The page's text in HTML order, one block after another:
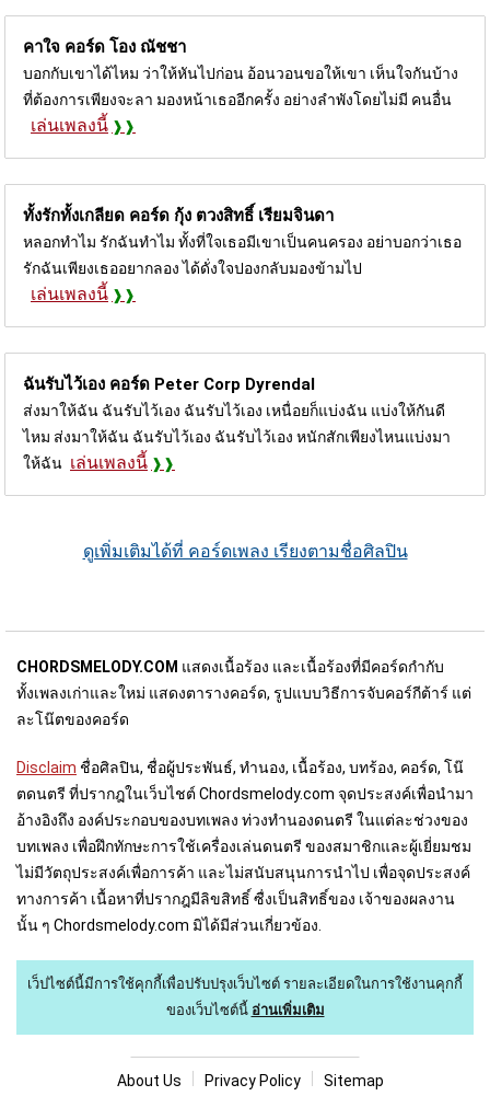
คาใจ คอร์ด โอง ณัชชา
บอกกับเขาได้ไหม ว่าให้หันไปก่อน อ้อนวอนขอให้เขา เห็นใจกันบ้าง
ที่ต้องการเพียงจะลา มองหน้าเธออีกครั้ง อย่างลำพังโดยไม่มี คนอื่น
เล่นเพลงนี้
ทั้งรักทั้งเกลียด คอร์ด กุ้ง ตวงสิทธิ์ เรียมจินดา
หลอกทำไม รักฉันทำไม ทั้งที่ใจเธอมีเขาเป็นคนครอง อย่าบอกว่าเธอ
รักฉันเพียงเธออยากลอง ได้ดั่งใจปองกลับมองข้ามไป
เล่นเพลงนี้
ฉันรับไว้เอง คอร์ด Peter Corp Dyrendal
ส่งมาให้ฉัน ฉันรับไว้เอง ฉันรับไว้เอง เหนื่อยก็แบ่งฉัน แบ่งให้กันดี
ไหม ส่งมาให้ฉัน ฉันรับไว้เอง ฉันรับไว้เอง หนักสักเพียงไหนแบ่งมา
ให้ฉัน เล่นเพลงนี้
ดูเพิ่มเติมได้ที่ คอร์ดเพลง เรียงตามชื่อศิลปิน
CHORDSMELODY.COM แสดงเนื้อร้อง และเนื้อร้องที่มีคอร์ดกำกับ
ทั้งเพลงเก่าและใหม่ แสดงตารางคอร์ด, รูปแบบวิธีการจับคอร์กีต้าร์ แต่
ละโน๊ตของคอร์ด
Disclaim ชื่อศิลปิน, ชื่อผู้ประพันธ์, ทำนอง, เนื้อร้อง, บทร้อง, คอร์ด, โน๊
ตดนตรี ที่ปรากฎในเว็บไชต์ Chordsmelody.com จุดประสงค์เพื่อนำมา
อ้างอิงถึง องค์ประกอบของบทเพลง ท่วงทำนองดนตรี ในแต่ละช่วงของ
บทเพลง เพื่อฝึกทักษะการใช้เครื่องเล่นดนตรี ของสมาชิกและผู้เยี่ยมชม
ไม่มีวัตถุประสงค์เพื่อการค้า และไม่สนับสนุนการนำไป เพื่อจุดประสงค์
ทางการค้า เนื้อหาที่ปรากฎมีลิขสิทธิ์ ซื่งเป็นสิทธิ์ของ เจ้าของผลงาน
นั้น ๆ Chordsmelody.com มิได้มีส่วนเกี่ยวข้อง.
เว็ปไซต์นี้มีการใช้คุกกี้เพื่อปรับปรุงเว็บไซต์ รายละเอียดในการใช้งานคุกกี้
ของเว็บไซต์นี้ อ่านเพิ่มเติม
About Us Privacy Policy Sitemap